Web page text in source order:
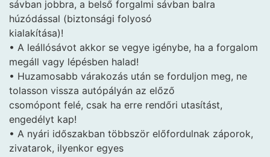
sávban jobbra, a belső forgalmi sávban balra
húzódással (biztonsági folyosó
kialakítása)!
• A leállósávot akkor se vegye igénybe, ha a forgalom
megáll vagy lépésben halad!
• Huzamosabb várakozás után se forduljon meg, ne
tolasson vissza autópályán az előző
csomópont felé, csak ha erre rendőri utasítást,
engedélyt kap!
• A nyári időszakban többször előfordulnak záporok,
zivatarok, ilyenkor egyes